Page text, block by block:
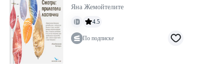
Яна Жемойтелите
4.5
По подписке